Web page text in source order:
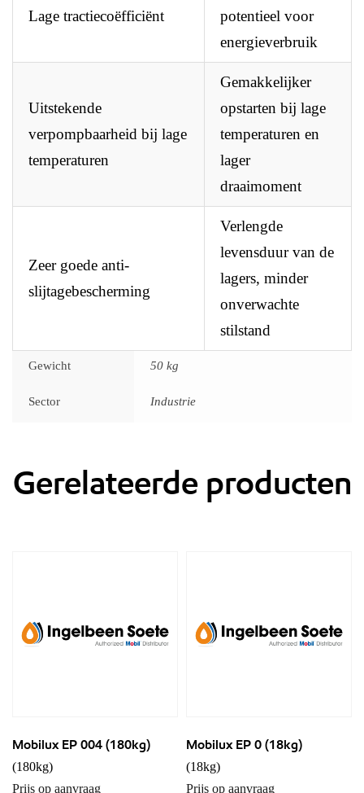
Lage tractiecoëfficiënt
potentieel voor
energieverbruik
Uitstekende
verpompbaarheid bij lage
temperaturen
Gemakkelijker
opstarten bij lage
temperaturen en
lager
draaimoment
Zeer goede anti-
slijtagebescherming
Verlengde
levensduur van de
lagers, minder
onverwachte
stilstand
Gewicht 50 kg
Sector Industrie
Gerelateerde producten
Mobilux EP 004 (180kg)
(180kg)
Prijs op aanvraag
Mobilux EP 0 (18kg)
(18kg)
Prijs op aanvraag